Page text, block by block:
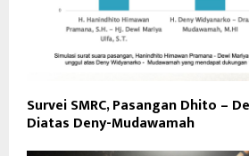
Survei SMRC, Pasangan Dhito –
Diatas Deny-Mudawamah